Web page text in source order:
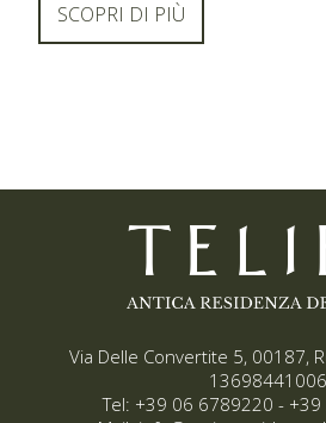
SCOPRI DI PIÙ
Via Delle Convertite 5, 00187,
13698441006
Tel: +39 06 6789220 -